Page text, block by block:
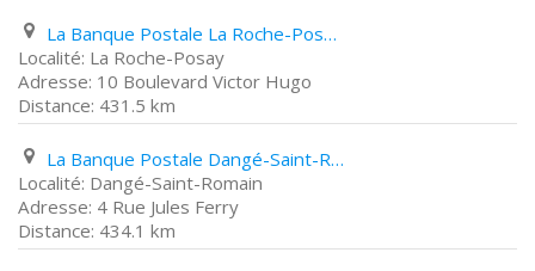
La Banque Postale La Roche-Posay 10 Boulevard Victor Hugo
La Roche-Posay
10 Boulevard Victor Hugo
431.5 km
La Banque Postale Dangé-Saint-Romain 4 Rue Jules Ferry
Dangé-Saint-Romain
4 Rue Jules Ferry
434.1 km